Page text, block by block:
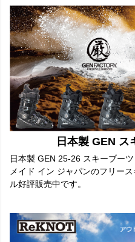
日本製 GEN ス
日本製 GEN 25-26 スキーブーツ
メイド イン ジャパンのフリー
ル好評販売中です。